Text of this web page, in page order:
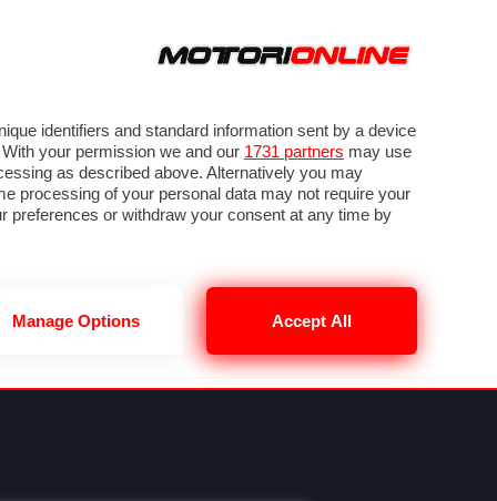
RENDERING PNEUMATICI TRAFFICO
identifiers and standard information sent by a device
your permission we and our 1731 partners may use
as described above. Alternatively you may
processing of your personal data may not require your
preferences or withdraw your consent at any time by
Manage Options Accept All